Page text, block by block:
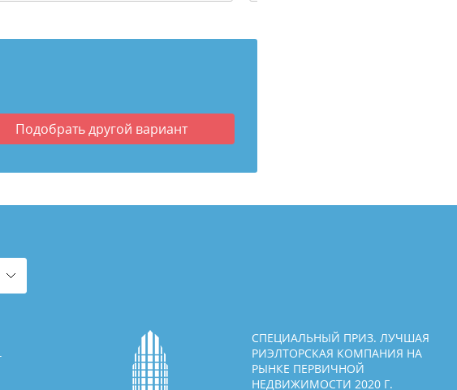
Подобратьдругой вариант
СПЕЦИАЛЬНЫЙ ПРИЗ. ЛУЧШАЯ
РИЭЛТОРСКАЯ КОМПАНИЯ НА
РЫНКЕ ПЕРВИЧНОЙ
НЕДВИЖИМОСТИ 2020 Г.